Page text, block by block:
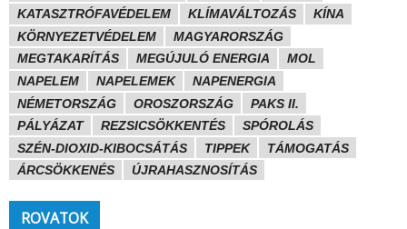
KATASZTRÓFAVÉDELEM
KLÍMAVÁLTOZÁS
KÍNA
KÖRNYEZETVÉDELEM
MAGYARORSZÁG
MEGTAKARÍTÁS
MEGÚJULÓ ENERGIA
MOL
NAPELEM
NAPELEMEK
NAPENERGIA
NÉMETORSZÁG
OROSZORSZÁG
PAKS II.
PÁLYÁZAT
REZSICSÖKKENTÉS
SPÓROLÁS
SZÉN-DIOXID-KIBOCSÁTÁS
TIPPEK
TÁMOGATÁS
ÁRCSÖKKENÉS
ÚJRAHASZNOSÍTÁS
ROVATOK